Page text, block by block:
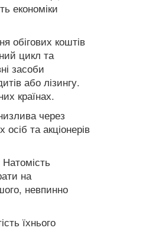
економіки
обігових коштів
цикл та
засоби
або лізингу.
країнах.
через
та акціонерів
на
невпинно
їхнього